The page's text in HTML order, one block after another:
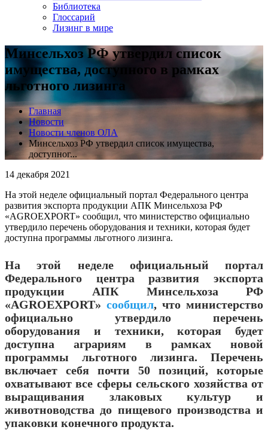
Библиотека
Глоссарий
Лизинг в мире
Минсельхоз РФ утвердил список
имущества, доступного в рамках
льготного лизинга
Главная
Новости
Новости членов ОЛА
Минсельхоз РФ утвердил список имущества,
доступног...
14 декабря 2021
На этой неделе официальный портал Федерального центра
развития экспорта продукции АПК Минсельхоза РФ
«AGROEXPORT» сообщил, что министерство официально
утвердило перечень оборудования и техники, которая будет
доступна программы льготного лизинга.
На этой неделе официальный портал
Федерального центра развития экспорта
продукции АПК Минсельхоза РФ
«AGROEXPORT» сообщил, что министерство
официально утвердило перечень
оборудования и техники, которая будет
доступна аграриям в рамках новой
программы льготного лизинга. Перечень
включает себя почти 50 позиций, которые
охватывают все сферы сельского хозяйства от
выращивания злаковых культур и
животноводства до пищевого производства и
упаковки конечного продукта.